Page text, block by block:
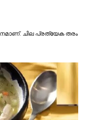
ചില പ്രത്യേക തരം